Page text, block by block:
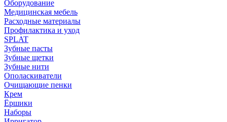
Оборудование
Медицинская мебель
Расходные материалы
Профилактика и уход
SPLAT
Зубные пасты
Зубные щетки
Зубные нити
Ополаскиватели
Очищающие пенки
Крем
Ёршики
Наборы